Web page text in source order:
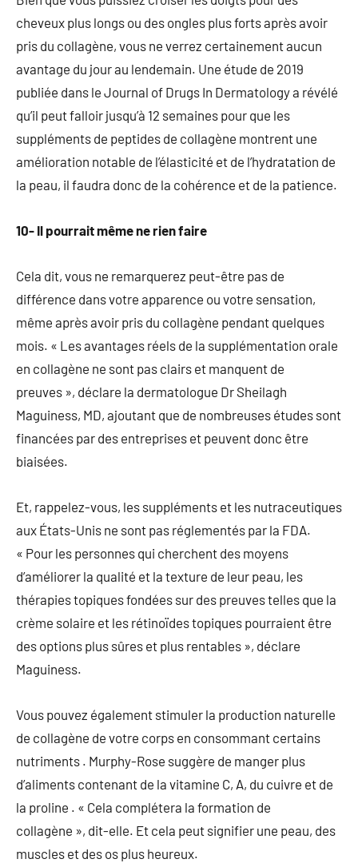
cheveux plus longs ou des ongles plus forts après avoir
pris du collagène, vous ne verrez certainement aucun
avantage du jour au lendemain. Une étude de 2019
publiée dans le Journal of Drugs In Dermatology a révélé
qu’il peut falloir jusqu’à 12 semaines pour que les
suppléments de peptides de collagène montrent une
amélioration notable de l’élasticité et de l’hydratation de
la peau, il faudra donc de la cohérence et de la patience.
10- Il pourrait même ne rien faire
Cela dit, vous ne remarquerez peut-être pas de
différence dans votre apparence ou votre sensation,
même après avoir pris du collagène pendant quelques
mois. « Les avantages réels de la supplémentation orale
en collagène ne sont pas clairs et manquent de
preuves », déclare la dermatologue Dr Sheilagh
Maguiness, MD, ajoutant que de nombreuses études sont
financées par des entreprises et peuvent donc être
biaisées.
Et, rappelez-vous, les suppléments et les nutraceutiques
aux États-Unis ne sont pas réglementés par la FDA.
« Pour les personnes qui cherchent des moyens
d’améliorer la qualité et la texture de leur peau, les
thérapies topiques fondées sur des preuves telles que la
crème solaire et les rétinoïdes topiques pourraient être
des options plus sûres et plus rentables », déclare
Maguiness.
Vous pouvez également stimuler la production naturelle
de collagène de votre corps en consommant certains
nutriments . Murphy-Rose suggère de manger plus
d’aliments contenant de la vitamine C, A, du cuivre et de
la proline . « Cela complétera la formation de
collagène », dit-elle. Et cela peut signifier une peau, des
muscles et des os plus heureux.